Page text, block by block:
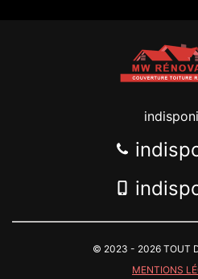
© 2023 - 2026 TOUT
MENTIONS